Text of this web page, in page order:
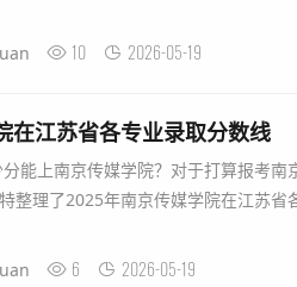
10 2026-05-19
在江苏省各专业录取分数线
上南京传媒学院？对于打算报考南
整理了2025年南京传媒学院在江苏省
6 2026-05-19